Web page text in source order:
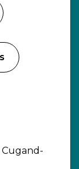
un nouvel
Cugand-